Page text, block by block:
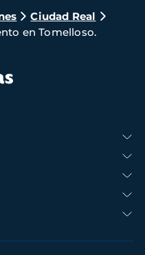
Ciudad Real
en Tomelloso.